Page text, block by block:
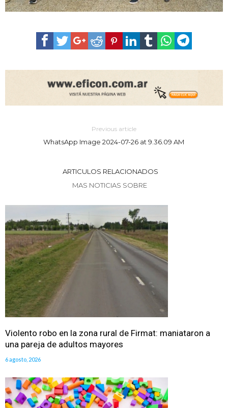
Previous article
WhatsApp Image 2024-07-26 at 9.36.09 AM
ARTICULOS RELACIONADOS
MAS NOTICIAS SOBRE
Violento robo en la zona rural de Firmat: maniataron a
una pareja de adultos mayores
6 agosto, 2026